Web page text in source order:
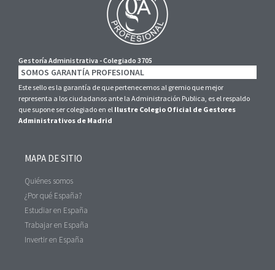
Gestoría Administrativa - Colegiado 3705
SOMOS GARANTÍA PROFESIONAL
Este sello es la garantía de que pertenecemos al gremio que mejor
representa a los ciudadanos ante la Administración Publica, es el respaldo
que supone ser colegiado en el Ilustre Colegio Oficial de Gestores
Administrativos de Madrid
MAPA DE SITIO
Quiénes somos
¿Por qué España?
Estudiar en España
Trabajar en España
Invertir en España